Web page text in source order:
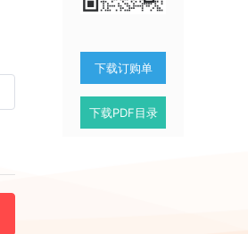
下载订购单
下载PDF目录